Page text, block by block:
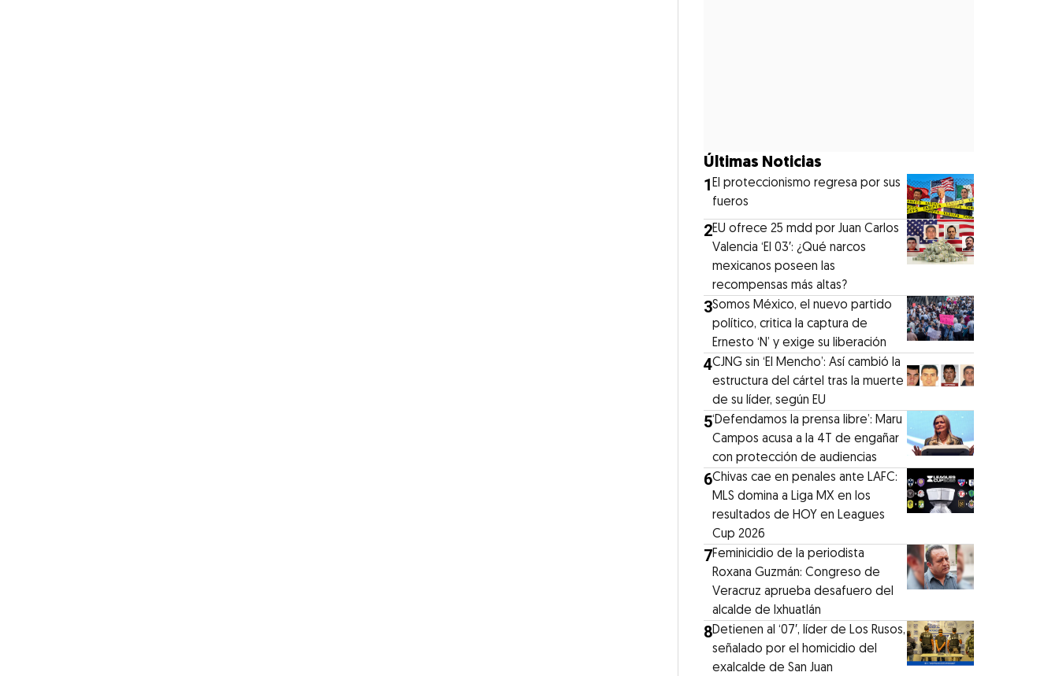
Últimas Noticias
1El proteccionismo regresa por sus
fueros
2EU ofrece 25 mdd por Juan Carlos
Valencia ‘El 03′: ¿Qué narcos
mexicanos poseen las
recompensas más altas?
3Somos México, el nuevo partido
político, critica la captura de
Ernesto ‘N’ y exige su liberación
4CJNG sin ‘El Mencho’: Así cambió la
estructura del cártel tras la muerte
de su líder, según EU
5‘Defendamos la prensa libre’: Maru
Campos acusa a la 4T de engañar
con protección de audiencias
6Chivas cae en penales ante LAFC:
MLS domina a Liga MX en los
resultados de HOY en Leagues
Cup 2026
7Feminicidio de la periodista
Roxana Guzmán: Congreso de
Veracruz aprueba desafuero del
alcalde de Ixhuatlán
8Detienen al ‘07′, líder de Los Rusos,
señalado por el homicidio del
exalcalde de San Juan